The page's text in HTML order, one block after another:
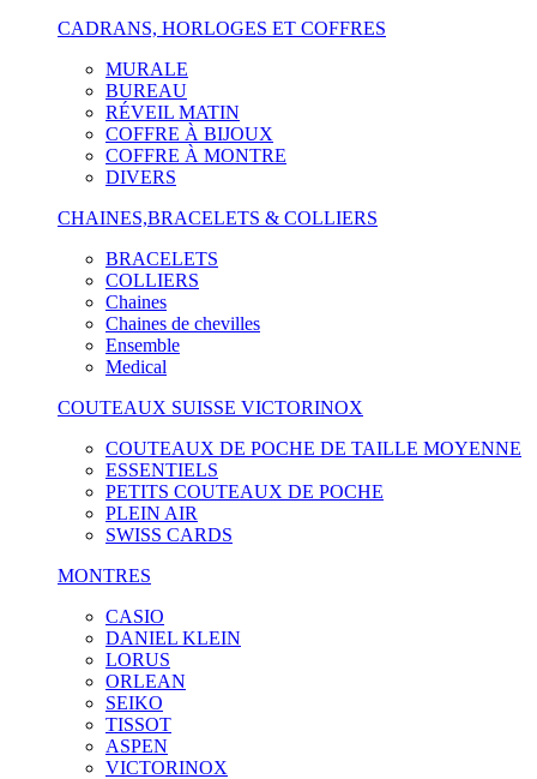
CADRANS, HORLOGES ET COFFRES
MURALE
BUREAU
RÉVEIL MATIN
COFFRE À BIJOUX
COFFRE À MONTRE
DIVERS
CHAINES,BRACELETS & COLLIERS
BRACELETS
COLLIERS
Chaines
Chaines de chevilles
Ensemble
Medical
COUTEAUX SUISSE VICTORINOX
COUTEAUX DE POCHE DE TAILLE MOYENNE
ESSENTIELS
PETITS COUTEAUX DE POCHE
PLEIN AIR
SWISS CARDS
MONTRES
CASIO
DANIEL KLEIN
LORUS
ORLEAN
SEIKO
TISSOT
ASPEN
VICTORINOX